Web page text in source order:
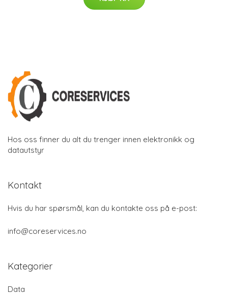
Hos oss finner du alt du trenger innen elektronikk og
datautstyr
Kontakt
Hvis du har spørsmål, kan du kontakte oss på e-post:
info@coreservices.no
Kategorier
Data